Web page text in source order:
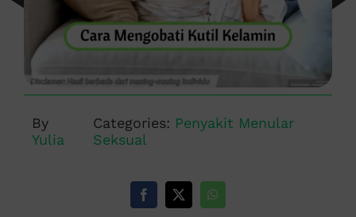
By
Yulia
Categories: Penyakit Menular
Seksual